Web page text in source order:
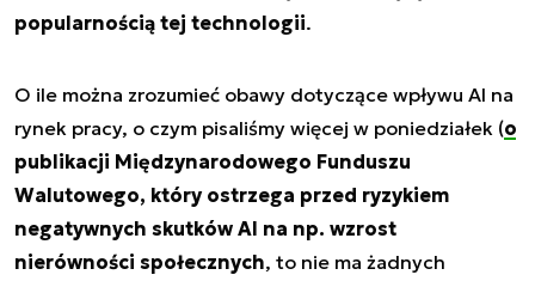
popularnością tej technologii.
O ile można zrozumieć obawy dotyczące wpływu AI na
rynek pracy, o czym pisaliśmy więcej w poniedziałek (o
publikacji Międzynarodowego Funduszu
Walutowego, który ostrzega przed ryzykiem
negatywnych skutków AI na np. wzrost
nierówności społecznych, to nie ma żadnych